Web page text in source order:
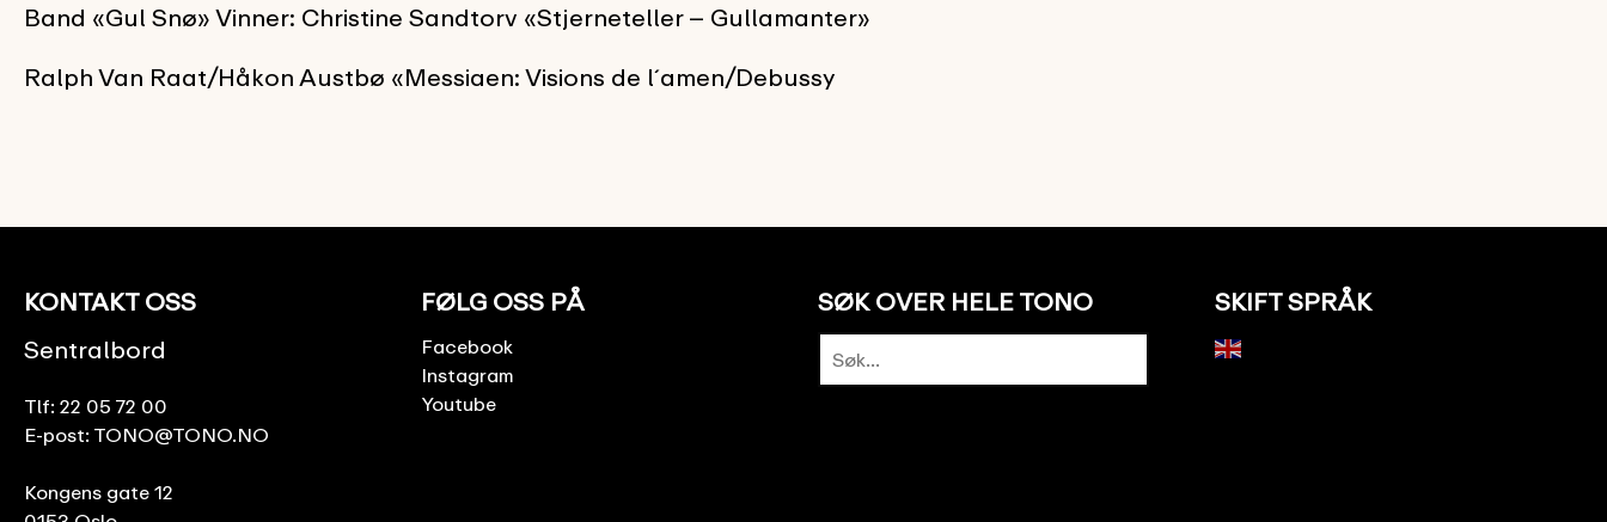
Band «Gul Snø» Vinner: Christine Sandtorv «Stjerneteller – Gullamanter»
Ralph Van Raat/Håkon Austbø «Messiaen: Visions de l´amen/Debussy
KONTAKT OSS
Sentralbord
Tlf: 22 05 72 00
E-post: TONO@TONO.NO
Kongens gate 12
FØLG OSS PÅ
Facebook
Instagram
Youtube
SØK OVER HELE TONO SKIFT SPRÅK